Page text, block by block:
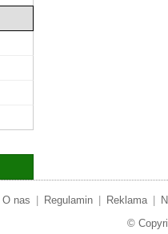
O nas Regulamin Reklama
©